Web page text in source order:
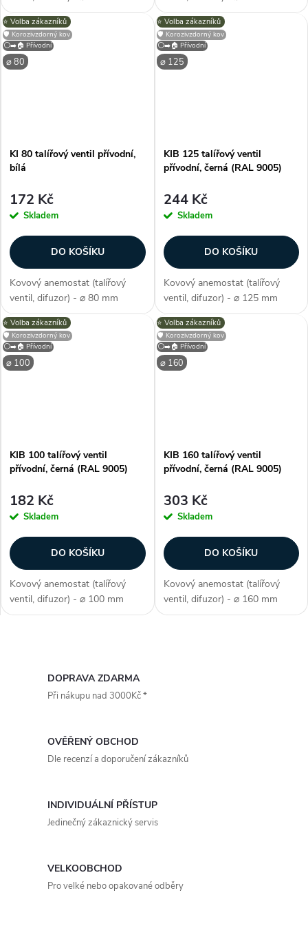
(průměr), barva bílá (jako RAL
9016), přívodní, ocel potažená
polymerem, na stěnu / strop,
kruhový, regulace průtoku,...
(průměr), barva bílá (jako RAL
9016), přívodní, ocel potažená
polymerem, na stěnu / strop,
kruhový, regulace průtoku,...
⌀ 80
⭐️ Volba zákazníků
⚪➡️🏠 Přívodní
🛡️ Korozivzdorný kov
KI 80 talířový ventil přívodní,
bílá
172 Kč
Skladem
DO KOŠÍKU
Kovový anemostat (talířový
ventil, difuzor) - ⌀ 80 mm
(průměr), barva bílá (jako RAL
9016), přívodní, ocel potažená
polymerem, na stěnu / strop,
kruhový, regulace průtoku,...
⌀ 125
⭐️ Volba zákazníků
⚪➡️🏠 Přívodní
🛡️ Korozivzdorný kov
KIB 125 talířový ventil
přívodní, černá (RAL 9005)
244 Kč
Skladem
DO KOŠÍKU
Kovový anemostat (talířový
ventil, difuzor) - ⌀ 125 mm
(průměr), barva černá (RAL
9005), přívodní, ocel potažená
polymerem, na stěnu / strop,
kruhový, regulace průtoku,
rozměry...
⌀ 100
⭐️ Volba zákazníků
⚪➡️🏠 Přívodní
🛡️ Korozivzdorný kov
KIB 100 talířový ventil
přívodní, černá (RAL 9005)
182 Kč
Skladem
DO KOŠÍKU
Kovový anemostat (talířový
ventil, difuzor) - ⌀ 100 mm
(průměr), barva černá (RAL
rozměry...
⭐️ Volba zákazníků
⌀ 160
⚪➡️🏠 Přívodní
🛡️ Korozivzdorný kov
KIB 160 talířový ventil
přívodní, černá (RAL 9005)
303 Kč
Skladem
DO KOŠÍKU
Kovový anemostat (talířový
ventil, difuzor) - ⌀ 160 mm
(průměr), barva černá (RAL
DOPRAVA ZDARMA
Při nákupu nad 3000Kč *
OVĚŘENÝ OBCHOD
Dle recenzí a doporučení zákazníků
INDIVIDUÁLNÍ PŘÍSTUP
Jedinečný zákaznický servis
VELKOOBCHOD
Pro velké nebo opakované odběry